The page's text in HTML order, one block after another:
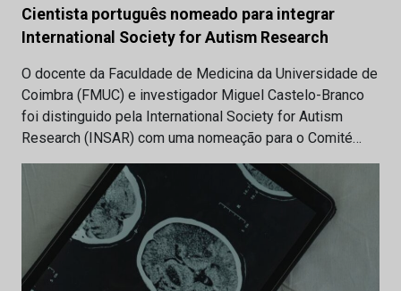
Cientista português nomeado para integrar
International Society for Autism Research
O docente da Faculdade de Medicina da Universidade de
Coimbra (FMUC) e investigador Miguel Castelo-Branco
foi distinguido pela International Society for Autism
Research (INSAR) com uma nomeação para o Comité…